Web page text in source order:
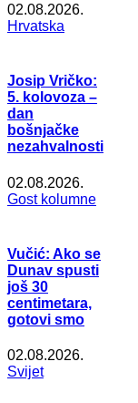
02.08.2026.
Hrvatska
Josip Vričko:
5. kolovoza –
dan
bošnjačke
nezahvalnosti
02.08.2026.
Gost kolumne
Vučić: Ako se
Dunav spusti
još 30
centimetara,
gotovi smo
02.08.2026.
Svijet